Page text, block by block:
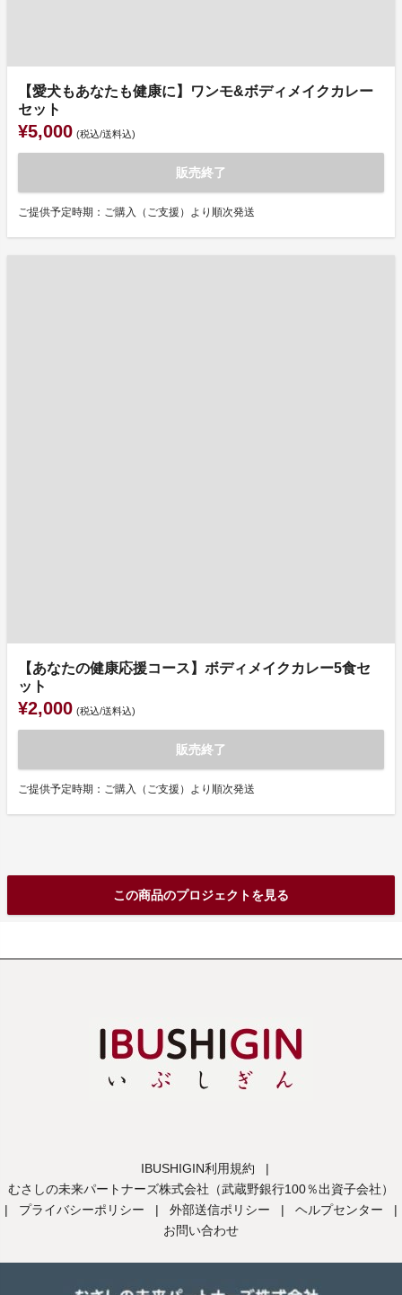
【愛犬もあなたも健康に】ワンモ&ボディメイクカレー
セット
¥5,000 (税込/送料込)
販売終了
ご提供予定時期：ご購入（ご支援）より順次発送
【あなたの健康応援コース】ボディメイクカレー5食セ
ット
¥2,000 (税込/送料込)
販売終了
ご提供予定時期：ご購入（ご支援）より順次発送
この商品のプロジェクトを見る
IBUSHIGIN利用規約
|
むさしの未来パートナーズ株式会社（武蔵野銀行100％出資子会社）
|
プライバシーポリシー | 外部送信ポリシー | ヘルプセンター
|
お問い合わせ